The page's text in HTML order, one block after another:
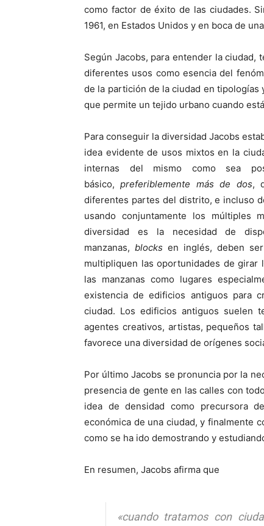
como factor de éxito de las ciudades.
1961, en Estados Unidos y en boca de
Según Jacobs, para entender la ciudad,
diferentes usos como esencia del
de la partición de la ciudad en tipologías
que permite un tejido urbano cuando
Para conseguir la diversidad Jacobs
idea evidente de usos mixtos en la
internas del mismo como sea
básico,preferiblemente más de dos,
diferentes partes del distrito, e incluso
usando conjuntamente los múltiples
diversidad es la necesidad de
manzanas, blocks en inglés, deben
multipliquen las oportunidades de girar
las manzanas como lugares
existencia de edificios antiguos para
ciudad. Los edificios antiguos suelen
agentes creativos, artistas, pequeños
favorece una diversidad de orígenes
Por último Jacobs se pronuncia por la
presencia de gente en las calles con
idea de densidad como precursora
económica de una ciudad, y finalmente
como se ha ido demostrando y
En resumen, Jacobs afirma que
«cuando tratamos con